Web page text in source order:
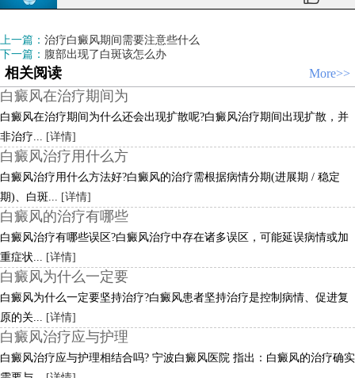
上一篇： 治疗白癜风期间需要注意些什么
下一篇： 腹部出现了白斑该怎么办
相关阅读 More>>
白癜风在治疗期间为
白癜风在治疗期间为什么还会出现扩散呢?白癜风治疗期间出现扩散，并
非治疗... [详情]
白癜风治疗用什么方
白癜风治疗用什么方法好?白癜风的治疗需根据病情分期(进展期 / 稳定
期)、白斑... [详情]
白癜风的治疗有哪些
白癜风治疗有哪些误区?白癜风治疗中存在诸多误区，可能延误病情或加
重症状... [详情]
白癜风为什么一定要
白癜风为什么一定要坚持治疗?白癜风患者坚持治疗是控制病情、促进复
原的关... [详情]
白癜风治疗应与护理
白癜风治疗应与护理相结合吗? 宁波白癜风医院 指出：白癜风的治疗确实